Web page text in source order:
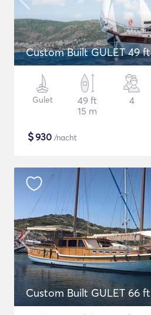
Custom Built GULET 49 ft
Gulet
49 ft
15 m
4
$930 /nacht
Custom Built GULET 66 ft